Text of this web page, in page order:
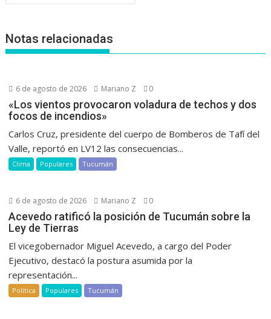
Notas relacionadas
6 de agosto de 2026 Mariano Z 0
«Los vientos provocaron voladura de techos y dos
focos de incendios»
Carlos Cruz, presidente del cuerpo de Bomberos de Tafí del
Valle, reportó en LV12 las consecuencias...
Clima Populares Tucumán
6 de agosto de 2026 Mariano Z 0
Acevedo ratificó la posición de Tucumán sobre la
Ley de Tierras
El vicegobernador Miguel Acevedo, a cargo del Poder
Ejecutivo, destacó la postura asumida por la
representación...
Política Populares Tucumán